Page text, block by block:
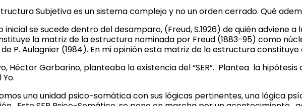
Subjetiva es un sistema complejo y no un orden cerrado. Qué
se sucede dentro del desamparo, (Freud, S.1926) de quién adviene
la matriz de la estructura nominada por Freud (1883-95) como
P. Aulagnier (1984). En mi opinión esta matriz de la estructura constituye
Héctor Garbarino, planteaba la existencia del “SER”. Plantea la
una unidad psico-somática con sus lógicas pertinentes, una lógica